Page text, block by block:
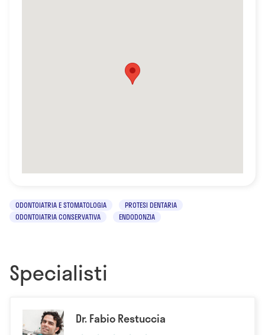
ODONTOIATRIA E STOMATOLOGIA
PROTESI DENTARIA
ODONTOIATRIA CONSERVATIVA
ENDODONZIA
Specialisti
Dr. Fabio Restuccia